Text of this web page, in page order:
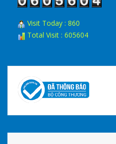
Visit Today : 860
Total Visit : 605604